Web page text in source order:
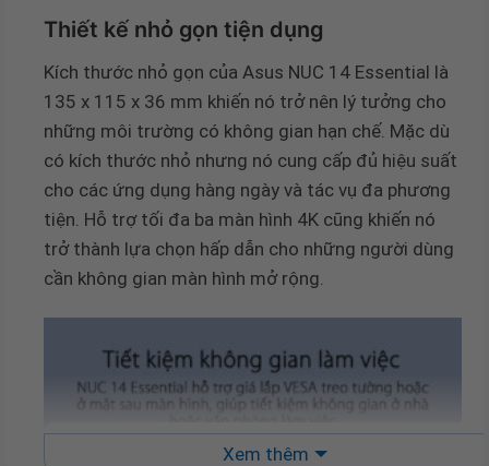
Thiết kế nhỏ gọn tiện dụng
Kích thước nhỏ gọn của Asus NUC 14 Essential là
135 x 115 x 36 mm khiến nó trở nên lý tưởng cho
những môi trường có không gian hạn chế. Mặc dù
có kích thước nhỏ nhưng nó cung cấp đủ hiệu suất
cho các ứng dụng hàng ngày và tác vụ đa phương
tiện. Hỗ trợ tối đa ba màn hình 4K cũng khiến nó
trở thành lựa chọn hấp dẫn cho những người dùng
cần không gian màn hình mở rộng.
Xem thêm